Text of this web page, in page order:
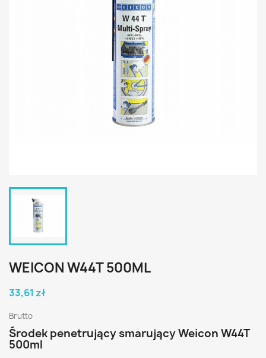
WEICON W44T 500ML
33,61 zł
Brutto
Środek penetrujący smarujący Weicon W44T
500ml